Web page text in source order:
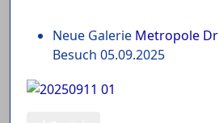
Neue Galerie Metropole
Besuch 05.09.2025